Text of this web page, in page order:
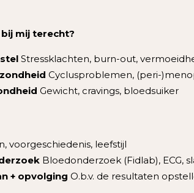
mij terecht?
Stressklachten, burn-out,
Cyclusproblemen, (peri-
Gewicht, cravings, bloedsuiker
voorgeschiedenis, leefstijl
Bloedonderzoek (Fidlab), ECG,
+ opvolging O.b.v. de resultaten